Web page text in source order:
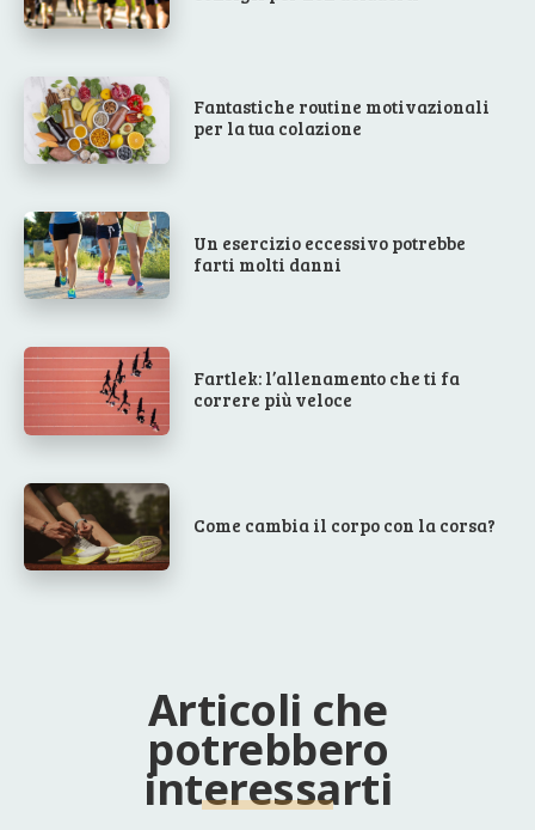
Fantastiche routine motivazionali
per la tua colazione
Un esercizio eccessivo potrebbe
farti molti danni
Fartlek: l’allenamento che ti fa
correre più veloce
Come cambia il corpo con la corsa?
Articoli che
potrebbero
interessarti